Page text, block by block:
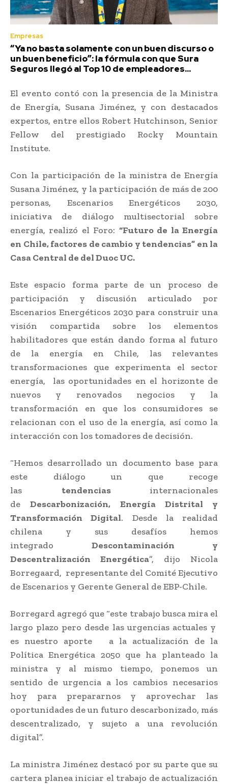
Empresas
“Ya no basta solamente con un buen discurso o
un buen beneficio”: la fórmula con que Sura
Seguros llegó al Top 10 de empleadores...
El evento contó con la presencia de la Ministra
de Energía, Susana Jiménez, y con destacados
expertos, entre ellos Robert Hutchinson, Senior
Fellow del prestigiado Rocky Mountain
Institute.
Con la participación de la ministra de Energía
Susana Jiménez, y la participación de más de 200
personas, Escenarios Energéticos 2030,
iniciativa de diálogo multisectorial sobre
energía, realizó el Foro: “Futuro de la Energía
en Chile, factores de cambio y tendencias” en la
Casa Central de del Duoc UC.
Este espacio forma parte de un proceso de
participación y discusión articulado por
Escenarios Energéticos 2030 para construir una
visión compartida sobre los elementos
habilitadores que están dando forma al futuro
de la energía en Chile, las relevantes
transformaciones que experimenta el sector
energía, las oportunidades en el horizonte de
nuevos y renovados negocios y la
transformación en que los consumidores se
relacionan con el uso de la energía, así como la
interacción con los tomadores de decisión.
“Hemos desarrollado un documento base para
este diálogo un que recoge
las tendencias internacionales
deDescarbonización, Energía Distrital y
Transformación Digital. Desde la realidad
chilena y sus desafíos hemos
integrado Descontaminación y
Descentralización Energética”, dijo Nicola
Borregaard, representante del Comité Ejecutivo
de Escenarios y Gerente General de EBP-Chile.
Borregard agregó que “este trabajo busca mira el
largo plazo pero desde las urgencias actuales y
es nuestro aporte a la actualización de la
Política Energética 2050 que ha planteado la
ministra y al mismo tiempo, ponemos un
sentido de urgencia a los cambios necesarios
hoy para prepararnos y aprovechar las
oportunidades de un futuro descarbonizado, más
descentralizado, y sujeto a una revolución
digital”.
La ministra Jiménez destacó por su parte que su
cartera planea iniciar el trabajo de actualización